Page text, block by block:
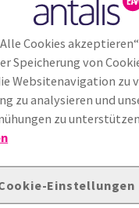
175 Euro Rabatt
Cookies
Speicherung von
Websitenavigation zu
zu analysieren und
zu
Einstellungen